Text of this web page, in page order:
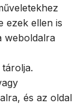
ezek ellen is
weboldalra
és az oldal